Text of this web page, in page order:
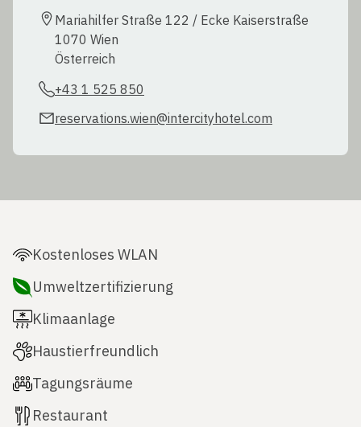
Mariahilfer Straße 122 / Ecke Kaiserstraße
1070 Wien
+43 1 525 850
reservations.wien@intercityhotel.com
Kostenloses WLAN
Umweltzertifizierung
Klimaanlage
Haustierfreundlich
Tagungsräume
Restaurant